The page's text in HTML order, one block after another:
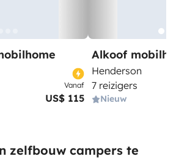
Vanaf
US$ 115
Alkoof
Henderson
7 reizigers
Nieuw
zelfbouw campers te